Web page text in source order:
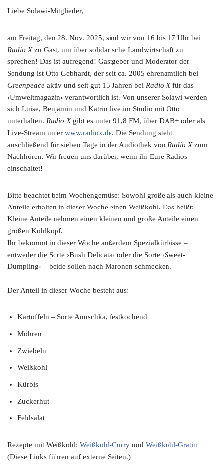
Liebe Solawi-Mitglieder,
am Freitag, den 28. Nov. 2025, sind wir von 16 bis 17 Uhr bei
Radio Xzu Gast, um über solidarische Landwirtschaft zu
sprechen! Das ist aufregend! Gastgeber und Moderator der
Sendung ist Otto Gebhardt, der seit ca. 2005 ehrenamtlich bei
Greenpeace aktiv und seit gut 15 Jahren bei Radio Xfür das
›Umweltmagazin‹ verantwortlich ist. Von unserer Solawi werden
sich Luise, Benjamin und Katrin live im Studio mit Otto
unterhalten. Radio Xgibt es unter 91,8 FM, über DAB+ oder als
Live-Stream unter www.radiox.de. Die Sendung steht
anschließend für sieben Tage in der Audiothek von Radio Xzum
Nachhören. Wir freuen uns darüber, wenn ihr Eure Radios
einschaltet!
Bitte beachtet beim Wochengemüse: Sowohl große als auch kleine
Anteile erhalten in dieser Woche einen Weißkohl. Das heißt:
Kleine Anteile nehmen einen kleinen und große Anteile einen
großen Kohlkopf.
Ihr bekommt in dieser Woche außerdem Spezialkürbisse –
entweder die Sorte ›Bush Delicata‹ oder die Sorte ›Sweet-
Dumpling‹ – beide sollen nach Maronen schmecken.
Der Anteil in dieser Woche besteht aus:
Kartoffeln – Sorte Anuschka, festkochend
Möhren
Zwiebeln
Weißkohl
Kürbis
Zuckerhut
Feldsalat
Rezepte mit Weißkohl: Weißkohl-Curry und Weißkohl-Gratin
(Diese Links führen auf externe Seiten.)